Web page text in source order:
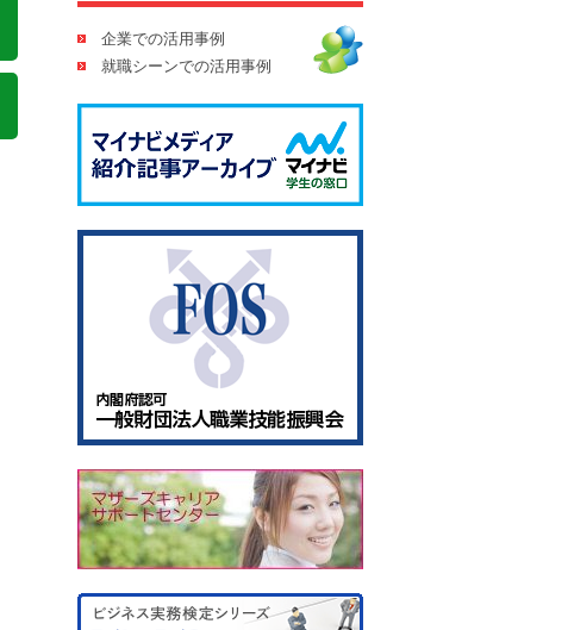
企業での活用事例
就職シーンでの活用事例